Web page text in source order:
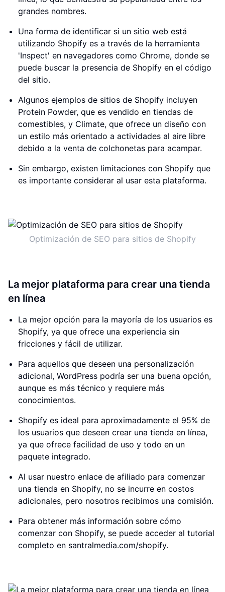
grandes nombres.
Una forma de identificar si un sitio web está
utilizando Shopify es a través de la herramienta
'Inspect' en navegadores como Chrome, donde se
puede buscar la presencia de Shopify en el código
del sitio.
Algunos ejemplos de sitios de Shopify incluyen
Protein Powder, que es vendido en tiendas de
comestibles, y Climate, que ofrece un diseño con
un estilo más orientado a actividades al aire libre
debido a la venta de colchonetas para acampar.
Sin embargo, existen limitaciones con Shopify que
es importante considerar al usar esta plataforma.
Optimización de SEO para sitios de Shopify
La mejor plataforma para crear una tienda
en línea
La mejor opción para la mayoría de los usuarios es
Shopify, ya que ofrece una experiencia sin
fricciones y fácil de utilizar.
Para aquellos que deseen una personalización
adicional, WordPress podría ser una buena opción,
aunque es más técnico y requiere más
conocimientos.
Shopify es ideal para aproximadamente el 95% de
los usuarios que deseen crear una tienda en línea,
ya que ofrece facilidad de uso y todo en un
paquete integrado.
Al usar nuestro enlace de afiliado para comenzar
una tienda en Shopify, no se incurre en costos
adicionales, pero nosotros recibimos una comisión.
Para obtener más información sobre cómo
comenzar con Shopify, se puede acceder al tutorial
completo en santralmedia.com/shopify.